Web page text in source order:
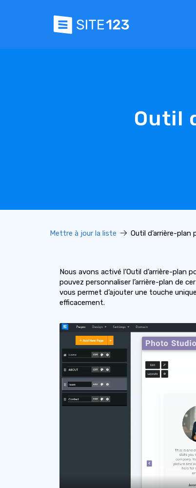
Outil
Mettre à jour la liste Outil d’arrière-plan
Nous avons activé l’Outil d’arrière-
pouvez personnaliser l’arrière-plan de
vous permet d’ajouter une touche
efficacement.